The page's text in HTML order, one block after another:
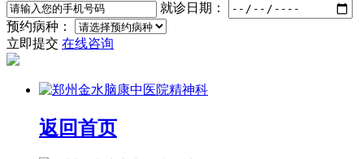
就诊日期：
预约病种：
立即提交 在线咨询
返回首页